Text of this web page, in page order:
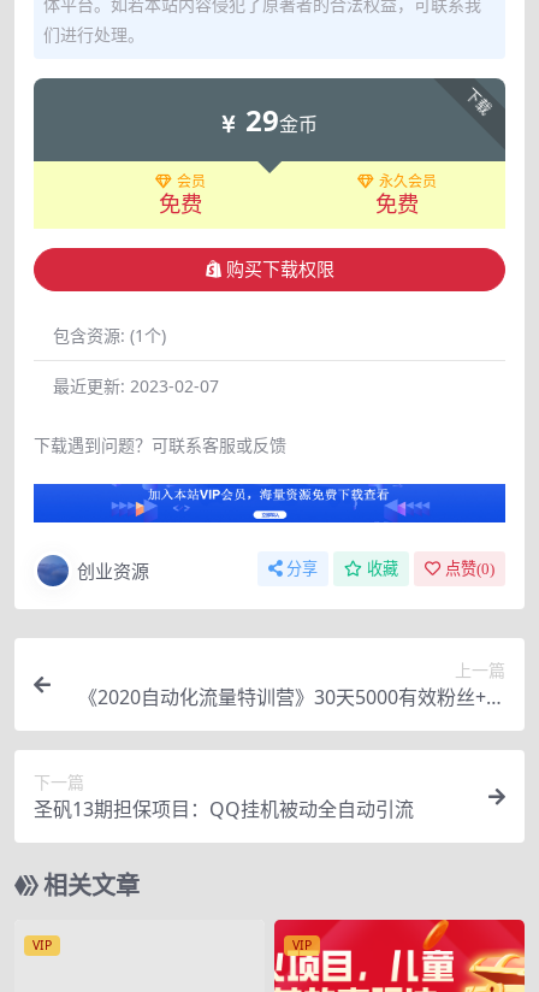
们进行处理。
下载
29金币
会员
免费
永久会员
免费
购买下载权限
包含资源: (1个)
最近更新: 2023-02-07
下载遇到问题？可联系客服或反馈
创业资源 分享 收藏 点赞(0)
上一篇
《2020自动化流量特训营》30天5000有效粉丝+成
熟正规项目一枚
下一篇
圣矾13期担保项目：QQ挂机被动全自动引流
相关文章
VIP VIP